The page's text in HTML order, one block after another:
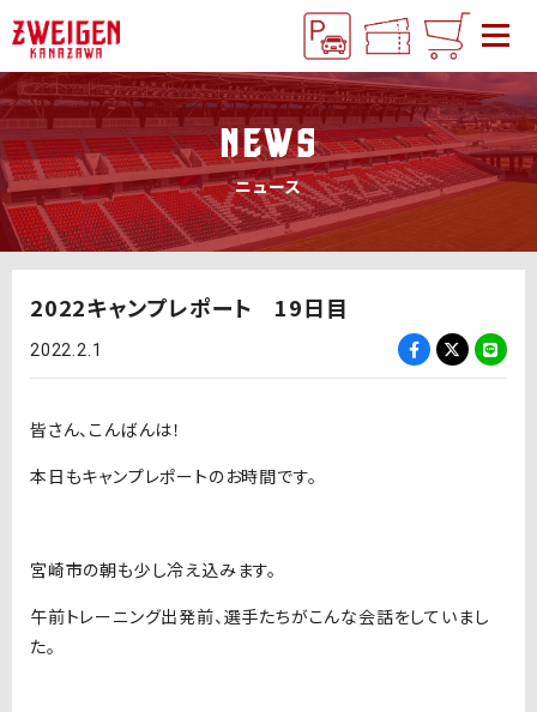
NEWS
ニュース
2022キャンプレポート 19日目
2022.2.1
皆さん、こんばんは！
本日もキャンプレポートのお時間です。
宮崎市の朝も少し冷え込みます。
午前トレーニング出発前、選手たちがこんな会話をしていまし
た。